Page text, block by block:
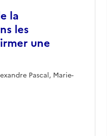
la
les
une
Pascal, Marie-